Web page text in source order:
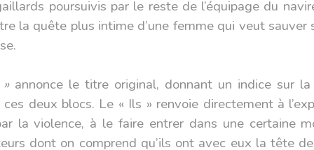
poursuivis par le reste de l’équipage du
la quête plus intime d’une femme qui veut
annonce le titre original, donnant un indice sur
deux blocs. Le « Ils » renvoie directement à
la violence, à le faire entrer dans une certaine
dont on comprend qu’ils ont avec eux la tête de